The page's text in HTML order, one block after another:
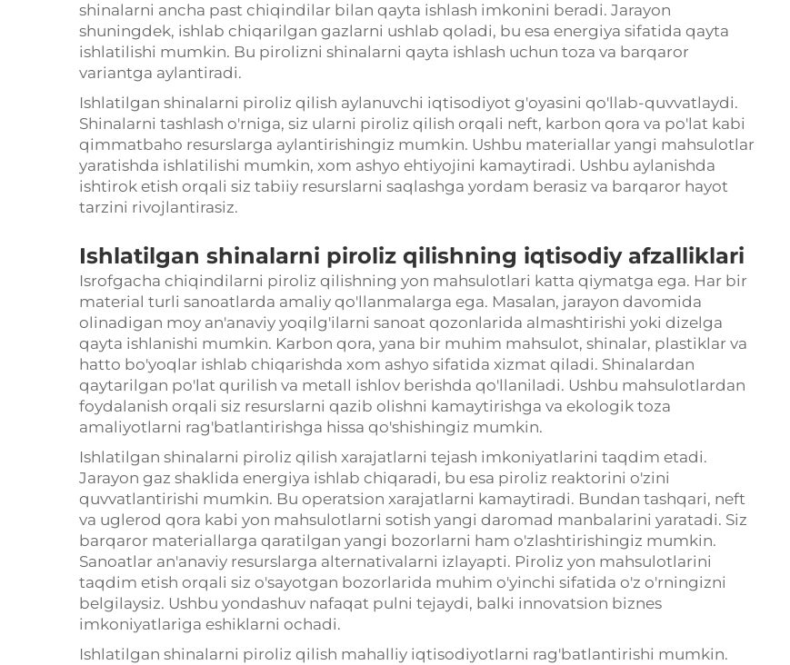
shinalarni ancha past chiqindilar bilan qayta ishlash imkonini beradi. Jarayon
shuningdek, ishlab chiqarilgan gazlarni ushlab qoladi, bu esa energiya sifatida qayta
ishlatilishi mumkin. Bu pirolizni shinalarni qayta ishlash uchun toza va barqaror
variantga aylantiradi.
Ishlatilgan shinalarni piroliz qilish aylanuvchi iqtisodiyot g'oyasini qo'llab-quvvatlaydi.
Shinalarni tashlash o'rniga, siz ularni piroliz qilish orqali neft, karbon qora va po'lat kabi
qimmatbaho resurslarga aylantirishingiz mumkin. Ushbu materiallar yangi mahsulotlar
yaratishda ishlatilishi mumkin, xom ashyo ehtiyojini kamaytiradi. Ushbu aylanishda
ishtirok etish orqali siz tabiiy resurslarni saqlashga yordam berasiz va barqaror hayot
tarzini rivojlantirasiz.
Ishlatilgan shinalarni piroliz qilishning iqtisodiy afzalliklari
Isrofgacha chiqindilarni piroliz qilishning yon mahsulotlari katta qiymatga ega. Har bir
material turli sanoatlarda amaliy qo'llanmalarga ega. Masalan, jarayon davomida
olinadigan moy an'anaviy yoqilg'ilarni sanoat qozonlarida almashtirishi yoki dizelga
qayta ishlanishi mumkin. Karbon qora, yana bir muhim mahsulot, shinalar, plastiklar va
hatto bo'yoqlar ishlab chiqarishda xom ashyo sifatida xizmat qiladi. Shinalardan
qaytarilgan po'lat qurilish va metall ishlov berishda qo'llaniladi. Ushbu mahsulotlardan
foydalanish orqali siz resurslarni qazib olishni kamaytirishga va ekologik toza
amaliyotlarni rag'batlantirishga hissa qo'shishingiz mumkin.
Ishlatilgan shinalarni piroliz qilish xarajatlarni tejash imkoniyatlarini taqdim etadi.
Jarayon gaz shaklida energiya ishlab chiqaradi, bu esa piroliz reaktorini o'zini
quvvatlantirishi mumkin. Bu operatsion xarajatlarni kamaytiradi. Bundan tashqari, neft
va uglerod qora kabi yon mahsulotlarni sotish yangi daromad manbalarini yaratadi. Siz
barqaror materiallarga qaratilgan yangi bozorlarni ham o'zlashtirishingiz mumkin.
Sanoatlar an'anaviy resurslarga alternativalarni izlayapti. Piroliz yon mahsulotlarini
taqdim etish orqali siz o'sayotgan bozorlarida muhim o'yinchi sifatida o'z o'rningizni
belgilaysiz. Ushbu yondashuv nafaqat pulni tejaydi, balki innovatsion biznes
imkoniyatlariga eshiklarni ochadi.
Ishlatilgan shinalarni piroliz qilish mahalliy iqtisodiyotlarni rag'batlantirishi mumkin.